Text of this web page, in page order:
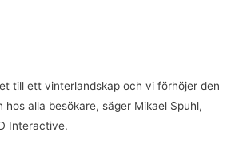
till ett vinterlandskap och vi förhöjer den
hos alla besökare, säger Mikael Spuhl,
Interactive.